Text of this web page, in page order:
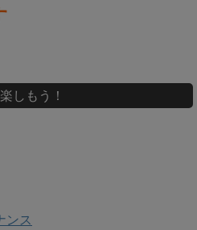
しもう！
ンス